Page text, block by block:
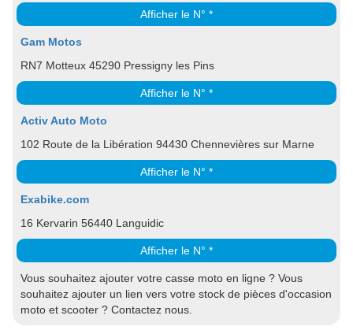
Afficher le N° *
Gam Motos
RN7 Motteux 45290 Pressigny les Pins
Afficher le N° *
Activ Auto Moto
102 Route de la Libération 94430 Chennevières sur Marne
Afficher le N° *
Exabike.com
16 Kervarin 56440 Languidic
Afficher le N° *
Vous souhaitez ajouter votre casse moto en ligne ? Vous
souhaitez ajouter un lien vers votre stock de pièces d'occasion
moto et scooter ? Contactez nous.